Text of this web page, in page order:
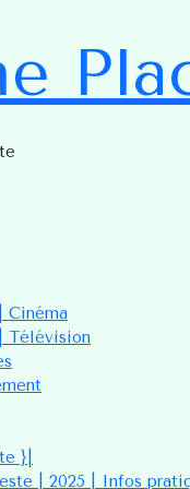
Cinéma
Télévision
}|
| 2025 | Infos